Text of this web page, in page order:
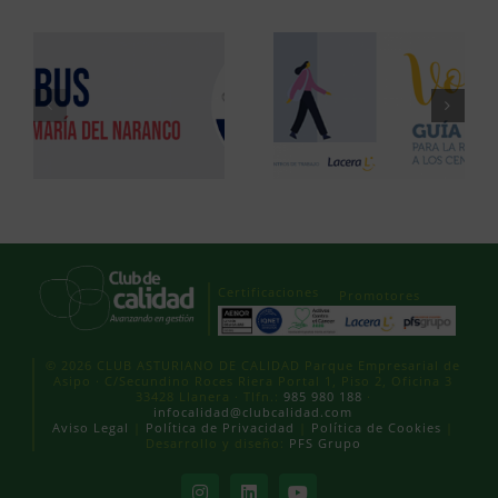
Certificaciones Promotores
© 2026 CLUB ASTURIANO DE CALIDAD Parque Empresarial de
Asipo · C/Secundino Roces Riera Portal 1, Piso 2, Oficina 3
33428 Llanera · Tlfn.: 985 980 188
infocalidad@clubcalidad.com
Aviso Legal
Política de Privacidad Política de Cookies
Desarrollo y diseño:
PFS Grupo